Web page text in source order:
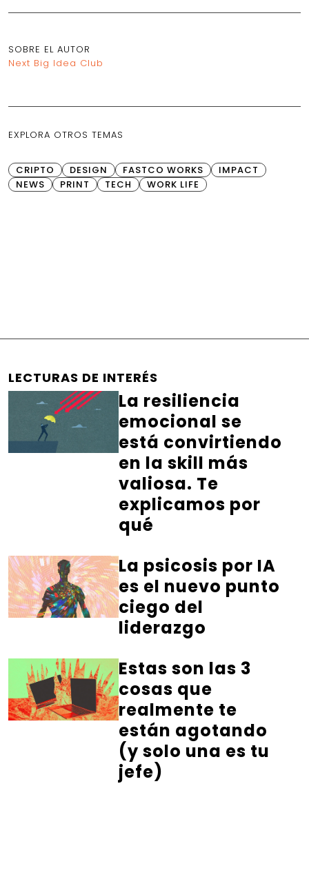
SOBRE EL AUTOR
Next Big Idea Club
EXPLORA OTROS TEMAS
CRIPTO DESIGN FASTCO WORKS
IMPACT
NEWS
PRINT TECH WORK LIFE
LECTURAS DE INTERÉS
La resiliencia
emocional se
está convirtiendo
en la skill más
valiosa. Te
explicamos por
qué
La psicosis por IA
es el nuevo punto
ciego del
liderazgo
Estas son las 3
cosas que
realmente te
están agotando
(y solo una es tu
jefe)